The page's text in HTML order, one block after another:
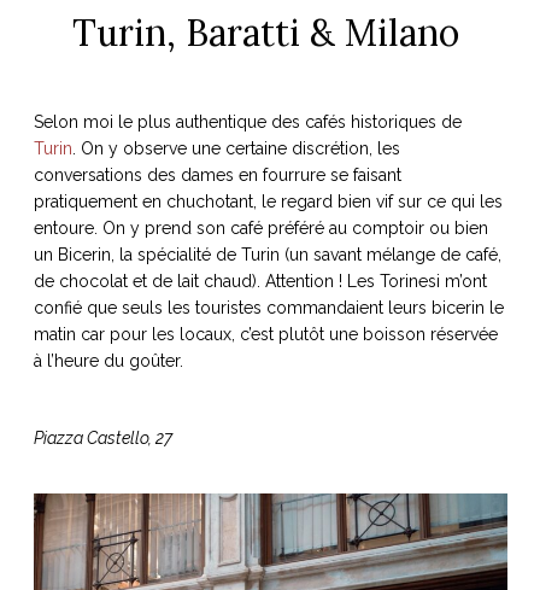
Turin, Baratti & Milano
Selon moi le plus authentique des cafés historiques de
Turin. On y observe une certaine discrétion, les
conversations des dames en fourrure se faisant
pratiquement en chuchotant, le regard bien vif sur ce qui les
entoure. On y prend son café préféré au comptoir ou bien
un Bicerin, la spécialité de Turin (un savant mélange de café,
de chocolat et de lait chaud). Attention ! Les Torinesi m’ont
confié que seuls les touristes commandaient leurs bicerin le
matin car pour les locaux, c’est plutôt une boisson réservée
à l’heure du goûter.
Piazza Castello, 27